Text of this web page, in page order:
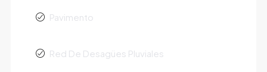
Pavimento
Red De Desagües Pluviales